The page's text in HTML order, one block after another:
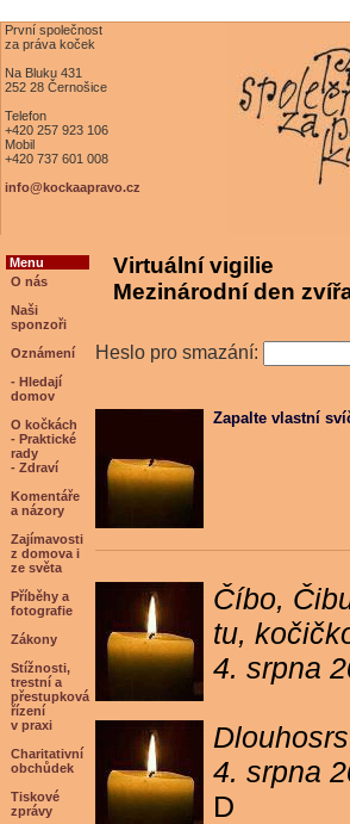
První společnost
za práva koček
Na Bluku 431
252 28 Černošice
Telefon
+420 257 923 106
Mobil
+420 737 601 008
info@kockaapravo.cz
Menu
O nás
Naši
sponzoři
Oznámení
- Hledají
domov
O kočkách
- Praktické
rady
- Zdraví
Komentáře
a názory
Zajímavosti
z domova i
ze světa
Příběhy a
fotografie
Zákony
Stížnosti,
trestní a
přestupková
řízení
v praxi
Charitativní
obchůdek
Tiskové
zprávy
Virtuální vigilie
Mezinárodní den
Heslo pro smazání:
Zapalte vlastní
Číbo,
tu,
4. srpna
4. srpna
D